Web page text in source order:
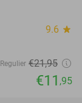
9.6 star
Regulier €21,95
€11 ,95